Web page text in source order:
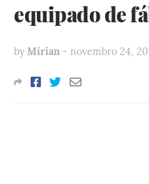
equipado de
by Mirian - novembro 24,